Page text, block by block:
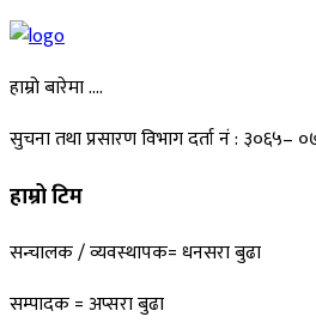
हाम्रो बारेमा ….
सुचना तथा प्रसारण विभाग दर्ता नं : ३०६५–
हाम्रो टिम
सन्चालक / व्यवस्थापक= धनसरा बुढा
सम्पादक = अप्सरा बुढा